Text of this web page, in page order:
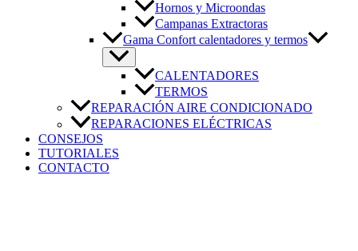
Hornos y Microondas
Campanas Extractoras
Gama Confort calentadores y termos
CALENTADORES
TERMOS
REPARACIÓN AIRE CONDICIONADO
REPARACIONES ELÉCTRICAS
CONSEJOS
TUTORIALES
CONTACTO